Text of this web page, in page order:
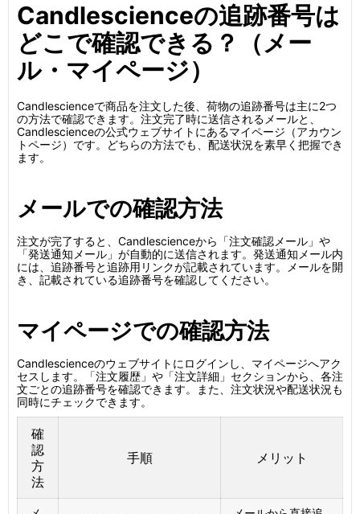
Candlescienceの追跡番号は
どこで確認できる？（メー
ル・マイページ）
Candlescienceで商品を注文した後、荷物の追跡番号は主に2つ
の方法で確認できます。注文完了時に送信されるメールと、
Candlescienceの公式ウェブサイトにあるマイページ（アカウン
トページ）です。どちらの方法でも、配送状況を素早く把握でき
ます。
メールでの確認方法
注文が完了すると、Candlescienceから「注文確認メール」や
「発送通知メール」が自動的に送信されます。発送通知メール内
には、追跡番号と追跡用リンクが記載されています。メールを開
き、記載されている追跡番号を確認してください。
マイページでの確認方法
Candlescienceのウェブサイトにログインし、マイページへアク
セスします。「注文履歴」や「注文詳細」セクションから、各注
文ごとの追跡番号を確認できます。また、注文状況や配送状況も
同時にチェックできます。
確
認
方
法
手順 メリット